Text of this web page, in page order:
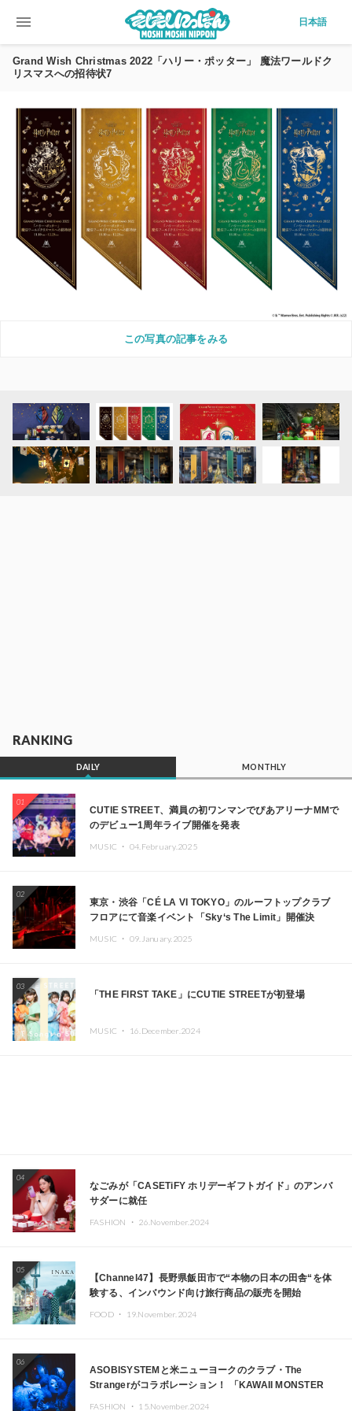
menu 日本語
Grand Wish Christmas 2022「ハリー・ポッター」 魔法ワールドク
リスマスへの招待状7
この写真の記事をみる
RANKING
DAILY MONTHLY
01
CUTIE STREET、満員の初ワンマンでぴあアリーナMMで
のデビュー1周年ライブ開催を発表
MUSIC ・ 04.February.2025
02
東京・渋谷「CÉ LA VI TOKYO」のルーフトップクラブ
フロアにて音楽イベント「Sky‘s The Limit」開催決
Kza（FORCE OF NATURE）ら日本を代表するDJ・クリ
MUSIC ・ 09.January.2025
03
「THE FIRST TAKE」にCUTIE STREETが初登場
MUSIC ・ 16.December.2024
04
なごみが「CASETiFY ホリデーギフトガイド」のアンバ
サダーに就任
FASHION ・ 26.November.2024
05
【Channel47】長野県飯田市で“本物の日本の田舎“を体
験する、インバウンド向け旅行商品の販売を開始
FOOD ・ 19.November.2024
06
ASOBISYSTEMと米ニューヨークのクラブ・The
Strangerがコラボレーション！ 「KAWAII MONSTER
FASHION ・ 15.November.2024